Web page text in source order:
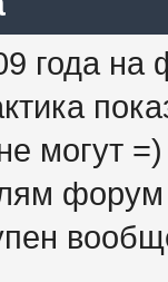
года
могут =)
форум